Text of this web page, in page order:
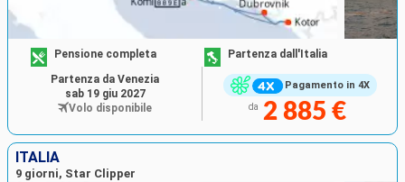
Pagamento in 4X
Pensione completa Partenza dall'Italia
da 2 885 €
Partenza da Venezia
sab 19 giu 2027
Volo disponibile
ITALIA
9 giorni, Star Clipper